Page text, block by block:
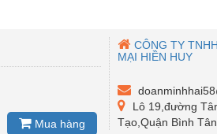
Mua hàng
CÔNG TY
MẠI HIỀN HUY
Lô 19,đường
Tạo,Quận Bình Tân